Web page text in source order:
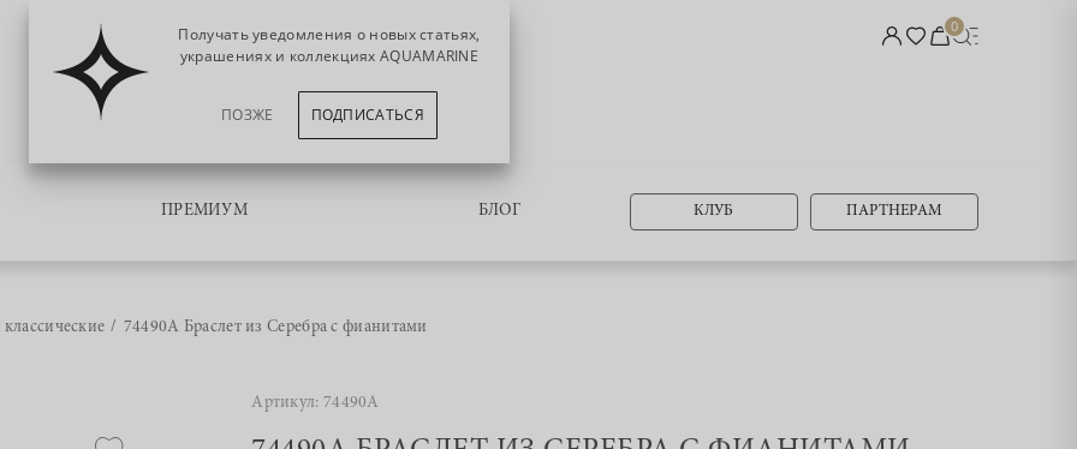
0
ПРЕМИУМ БЛОГ КЛУБ ПАРТНЕРАМ
74490А Браслет из Серебра с фианитами
Артикул: 74490А
Получать уведомления о новых статьях,
украшениях и коллекциях AQUAMARINE
ПОЗЖЕ ПОДПИСАТЬСЯ